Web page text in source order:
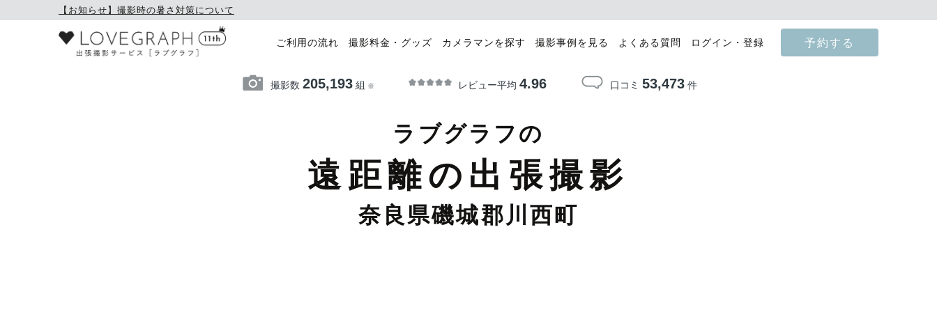
【お知らせ】撮影時の暑さ対策について
ご利用の流れ 撮影料金・グッズ カメラマンを探す 撮影事例を見る よくある質問 ログイン・登録 予約する
撮影数 205,193組 ※ レビュー平均 4.96 口コミ 53,473件
ラブグラフの
遠距離の出張撮影
奈良県磯城郡川西町